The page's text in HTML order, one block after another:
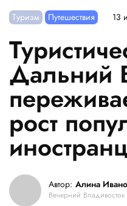
Туризм Путешествия 13
Дальний
рост
Автор: Алина
Вечерний Владивосток